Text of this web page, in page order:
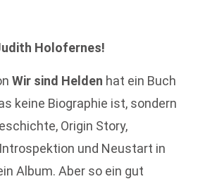
Holofernes!
Wir sind Helden hat ein Buch
keine Biographie ist, sondern
Origin Story,
und Neustart in
Album. Aber so ein gut